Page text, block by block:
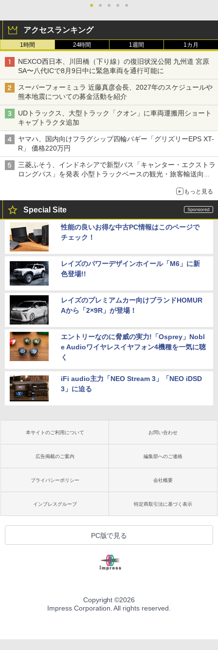
● ● ● ● ●
アクセスランキング
1時間 24時間 1週間 1カ月
NEXCO西日本、川田橋（下り線）の復旧状況公開 九州道 宮原
SA〜八代ICで8月9日中に緊急車両を通行可能に
スーパーフォーミュラ 近藤真彦会長、2027年のスケジュールや
熊本地震についての募金活動を紹介
UDトラックス、大型トラック「クオン」に車両運搬用ショート
キャブトラクタ追加
ヤマハ、国内向けフラグシップ四輪バギー「グリズリーEPS XT-
R」 価格220万円
三菱ふそう、インドネシアで新型バス「キャンター・エクストラ
ロングバス」を発表 小型トラックベースの観光・旅客輸送向け
もっと見る
Special Site
性能の良いお得な中古PC情報はこのページで
チェック！
レイズのパワーデザインホイール「M6」に新
色登場!!
レイズのプレミアムカー向けブランドHOMUR
Aから「2×9R」が登場！
エントリーなのに脅威の実力!「Osprey」Nobl
e Audioワイヤレスイヤフォン4機種を一気に聴
く
iFi audio主力「NEO Stream 3」「NEO iDSD
3」に迫る
本サイトのご利用について お問い合わせ
広告掲載のご案内 編集部へのご連絡
プライバシーポリシー 会社概要
インプレスグループ 特定商取引法に基づく表示
PC版で見る
Copyright ©2026
Impress Corporation. All rights reserved.